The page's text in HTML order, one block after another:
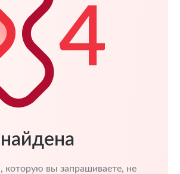
которую вы запрашиваете, не